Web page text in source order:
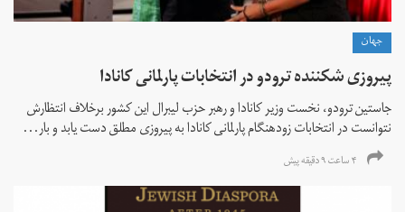
جهان
پیروزی شکننده ترودو در انتخابات پارلمانی کانادا
جاستین ترودو، نخست وزیر کانادا و رهبر حزب لیبرال این کشور برخلاف انتظارش
نتوانست در انتخابات زود‌هنگام پارلمانی کانادا به پیروزی مطلق دست یابد و بار...
۴ ساعت ۹ دقیقه پیش